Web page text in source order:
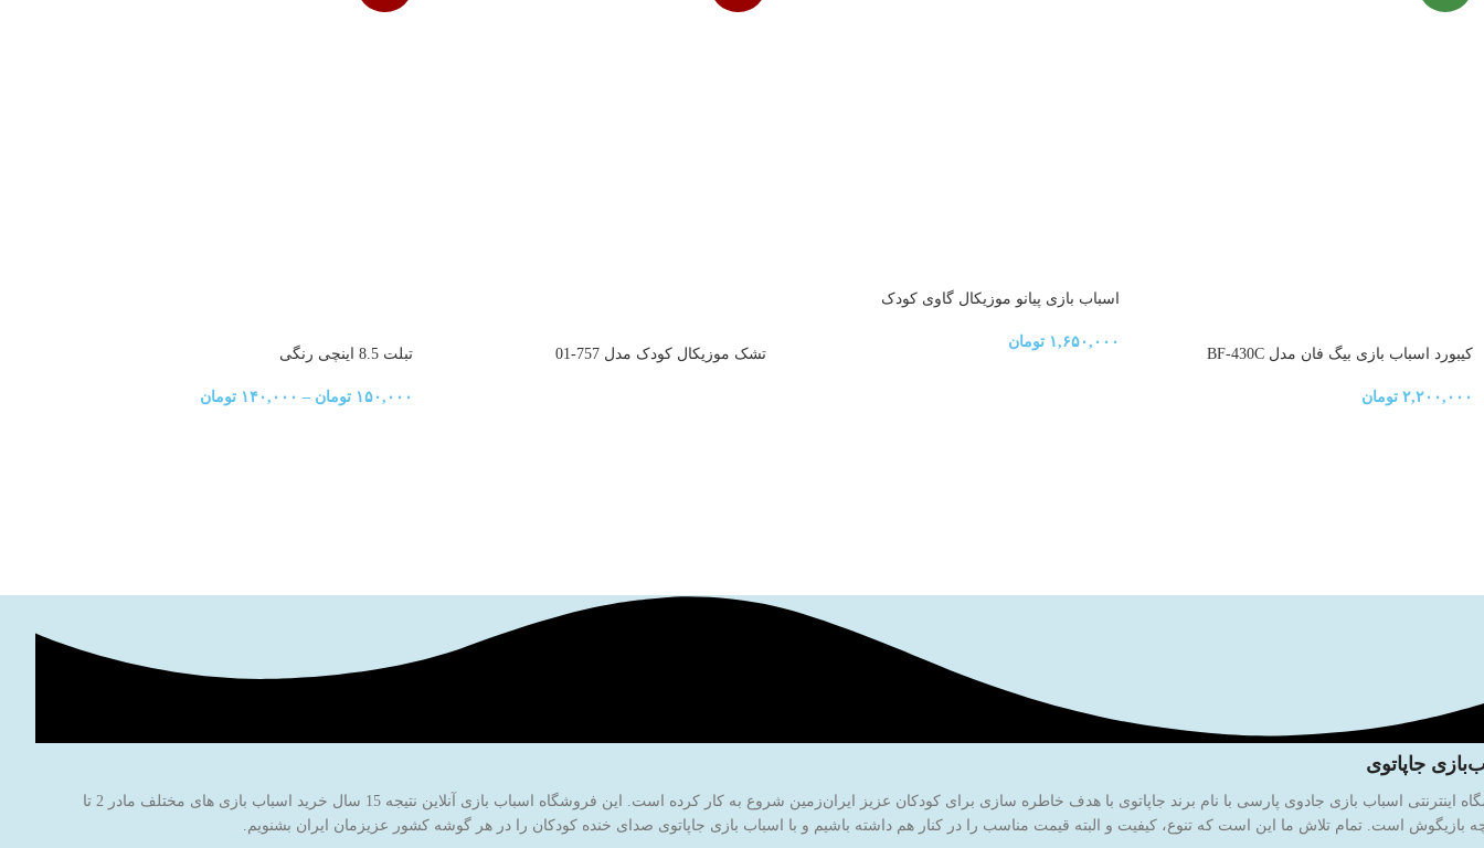
کیبورد اسباب بازی بیگ فان مدل BF-430C
۲,۲۰۰,۰۰۰ تومان
اسباب بازی پیانو موزیکال گاوی کودک
۱,۶۵۰,۰۰۰ تومان
تشک موزیکال کودک مدل 757-01 تبلت 8.5 اینچی رنگی
۱۵۰,۰۰۰ تومان – ۱۴۰,۰۰۰ تومان
جاپاتوی
فروشگاه اینترنتی اسباب بازی جادوی پارسی با نام برند جاپاتوی با هدف خاطره سازی برای کودکان عزیز ایران‌زمین شروع به کار کرده است. این فروشگاه اسباب بازی آنلاین نتیجه 15 سال خرید اسباب بازی های مختلف مادر 2 تا
بازیگوش است. تمام تلاش ما این است که تنوع، کیفیت و البته قیمت مناسب را در کنار هم داشته باشیم و با اسباب بازی جاپاتوی صدای خنده کودکان را در هر گوشه کشور عزیزمان ایران بشنویم.